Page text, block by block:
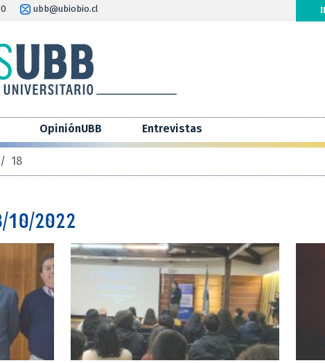
ubb@ubiobio.cl
OpiniónUBB Entrevistas
/ 18
10/2022